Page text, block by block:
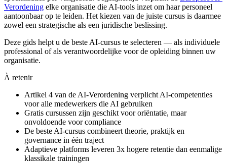
Verordening elke organisatie die AI-tools inzet om haar personeel
aantoonbaar op te leiden. Het kiezen van de juiste cursus is daarmee
zowel een strategische als een juridische beslissing.
Deze gids helpt u de beste AI-cursus te selecteren — als individuele
professional of als verantwoordelijke voor de opleiding binnen uw
organisatie.
À retenir
Artikel 4 van de AI-Verordening verplicht AI-competenties
voor alle medewerkers die AI gebruiken
Gratis cursussen zijn geschikt voor oriëntatie, maar
onvoldoende voor compliance
De beste AI-cursus combineert theorie, praktijk en
governance in één traject
Adaptieve platforms leveren 3x hogere retentie dan eenmalige
klassikale trainingen